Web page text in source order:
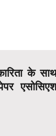
के